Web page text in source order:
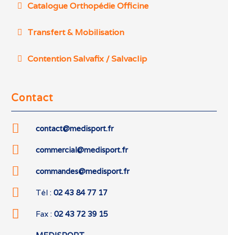
Catalogue Orthopédie Officine
Transfert & Mobilisation
Contention Salvafix / Salvaclip
Contact
 contact@medisport.fr
 commercial@medisport.fr
 commandes@medisport.fr
 Tél : 02 43 84 77 17
 Fax : 02 43 72 39 15